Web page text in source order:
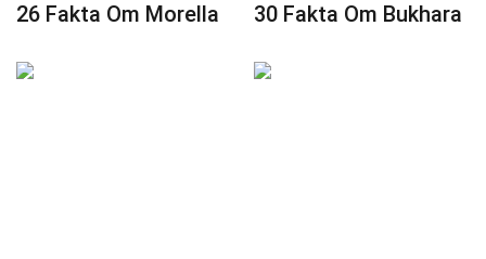
26 Fakta Om Morella 30 Fakta Om Bukhara